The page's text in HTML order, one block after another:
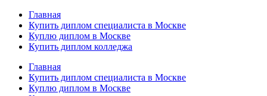
Главная
Купить диплом специалиста в Москве
Куплю диплом в Москве
Купить диплом колледжа
Главная
Купить диплом специалиста в Москве
Куплю диплом в Москве